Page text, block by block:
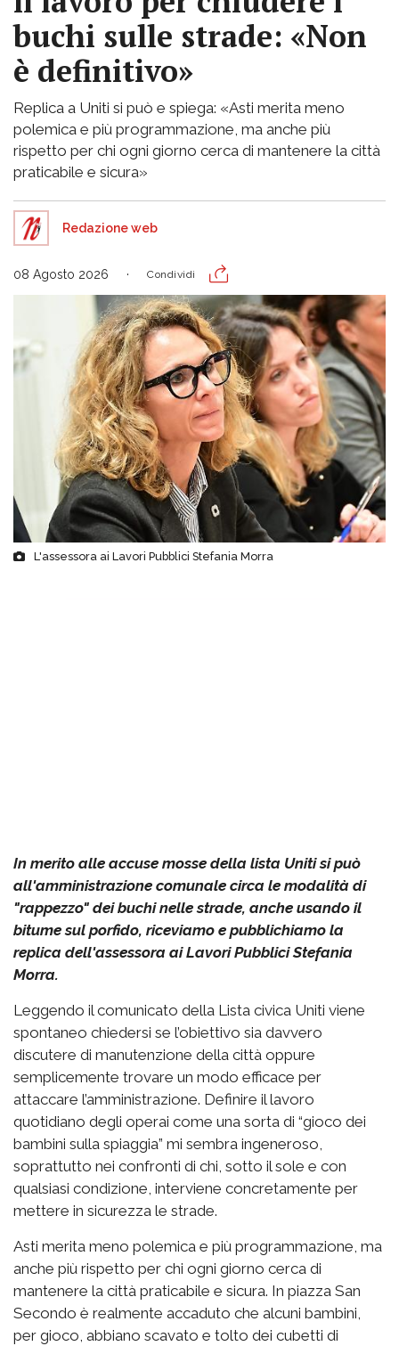
buchi sulle strade: «Non
è definitivo»
Replica a Uniti si può e spiega: «Asti merita meno
polemica e più programmazione, ma anche più
rispetto per chi ogni giorno cerca di mantenere la città
praticabile e sicura»
Redazione web
08 Agosto 2026 Condividi
L'assessora ai Lavori Pubblici Stefania Morra
In merito alle accuse mosse della lista Uniti si può
all'amministrazione comunale circa le modalità di
"rappezzo" dei buchi nelle strade, anche usando il
bitume sul porfido, riceviamo e pubblichiamo la
replica dell'assessora ai Lavori Pubblici Stefania
Morra.
Leggendo il comunicato della Lista civica Uniti viene
spontaneo chiedersi se l’obiettivo sia davvero
discutere di manutenzione della città oppure
semplicemente trovare un modo efficace per
attaccare l’amministrazione. Definire il lavoro
quotidiano degli operai come una sorta di “gioco dei
bambini sulla spiaggia” mi sembra ingeneroso,
soprattutto nei confronti di chi, sotto il sole e con
qualsiasi condizione, interviene concretamente per
mettere in sicurezza le strade.
Asti merita meno polemica e più programmazione, ma
anche più rispetto per chi ogni giorno cerca di
mantenere la città praticabile e sicura. In piazza San
Secondo è realmente accaduto che alcuni bambini,
per gioco, abbiano scavato e tolto dei cubetti di